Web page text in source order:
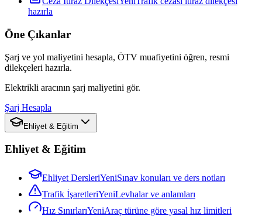
hazırla
Öne Çıkanlar
Şarj ve yol maliyetini hesapla, ÖTV muafiyetini öğren, resmi
dilekçeleri hazırla.
Elektrikli aracının şarj maliyetini gör.
Şarj Hesapla
Ehliyet & Eğitim
Ehliyet & Eğitim
Ehliyet DersleriYeniSınav konuları ve ders notları
Trafik İşaretleriYeniLevhalar ve anlamları
Hız SınırlarıYeniAraç türüne göre yasal hız limitleri